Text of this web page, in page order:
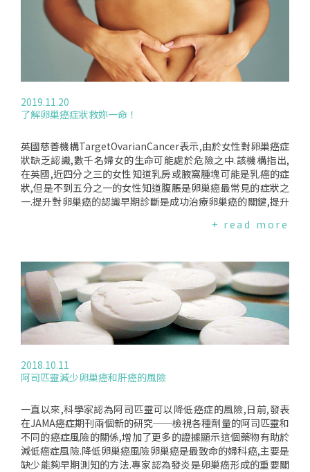
癌進行篩查並沒有降低該疾病的死亡率,儘管使用CA125可以在
較早階段檢測出癌症.此計畫進行了20年,涉及超過20萬名停經
婦女,但結果令人失望.研究顯示,早期篩檢可增加39%的癌症病
例偵測,但並不會減少死亡人數.因為篩檢方式未能使卵巢癌死亡
率降低,不能被推薦為國家篩檢計劃.然而,早期診斷通常會減少
治療的數量和強度,這對患有癌症的婦女及其家庭造成了很大的
A125檢測作為篩檢工具？這項由倫敦大學學院研究人員進行的
研究,分析了2001年至2005年招募至該試驗超過20萬名停經後
則是每年做一次陰道超音波或每年進行一次和癌症有關的CA12
5血液檢查,如果CA125的數值升高,則再進行超音波掃描.該結果
發表在醫學雜誌《Lancet》,研究發現與無篩檢組相比,血液檢
查發現的的早期癌症(第一或第二期)多了39%,但這並沒有減少
因疾病死亡的人數.雖然研究結果令人失望,但研究人員強調,過
有了顯著改善,仍然可以挽救許多生命.負責這項研究的USHAME
進一步研究,期發現是否可能降低手術或化學治療.其他對卵巢癌
的篩查方法也正在開發中,但是要知道這些方法是否可以挽救更
多生命,可能需要花費數年時間.編譯來源:TheGuardian(2021.0
5.12)、MedpageToday(2021.05.22)、Lancet(2021.05.12)
2019.11.20
了解卵巢癌症狀救妳一命！
英國慈善機構TargetOvarianCancer表示,由於女性對卵巢癌症
狀缺乏認識,數千名婦女的生命可能處於危險之中.該機構指出,
在英國,近四分之三的女性知道乳房或腋窩腫塊可能是乳癌的症
狀,但是不到五分之一的女性知道腹脹是卵巢癌最常見的症狀之
一.提升對卵巢癌的認識早期診斷是成功治療卵巢癌的關鍵,提升
能接受的.每位有乳癌和卵巢癌風險的人都應該問問自己:"我知
這種癌症的早期症狀很容易被誤認為是輕度不適,如腹脹,因此卵
巢癌一直被認為屬於難以察覺的疾病.如果婦女缺乏對卵巢癌症
狀的認識,那麼她們更容易延遲診斷,進一步增加治療難度及縮小
存活機會.早期卵巢癌的其他常見徵兆還包括:食慾不振、骨盆或
腹部疼痛及頻尿.若過去3周內多數時間有腹脹的情形,或其他卵
巢癌症狀持續存在,建議找醫師檢查.尤其如果年紀超過50歲、有
年卵巢癌死亡率呈增加趨勢,2018年死亡率為每10萬名中有5.3
名死於卵巢癌.因此,對女性宣導卵巢癌資訊是很重要的.編譯來
別健康權益亟需您以實際行動來共同守護！竭誠歡迎認同《台
灣女人健康網》理念的朋友捐款支持我們！持續提供更優質的
內容是網站不斷努力的方向,而我們需要更多資源才能走更長遠
的路.收到的每一筆捐款,都將挹注在網站經營、服務方案以及對
政府的監督.無論捐款金額多寡都是支持我們的重要力量！感謝
+ read more
2018.10.11
阿司匹靈減少卵巢癌和肝癌的風險
一直以來,科學家認為阿司匹靈可以降低癌症的風險,日前,發表
在JAMA癌症期刊兩個新的研究──檢視各種劑量的阿司匹靈和
不同的癌症風險的關係,增加了更多的證據顯示這個藥物有助於
減低癌症風險.降低卵巢癌風險卵巢癌是最致命的婦科癌,主要是
缺少能夠早期測知的方法.專家認為發炎是卵巢癌形成的重要關